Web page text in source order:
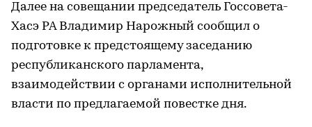
Далее на совещании председатель Госсовета-
Хасэ РА Владимир Нарожный сообщил о
подготовке к предстоящему заседанию
республиканского парламента,
взаимодействии с органами исполнительной
власти по предлагаемой повестке дня.